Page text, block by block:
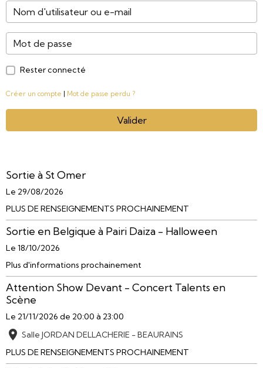
Rester connecté
Créer un compte Mot de passe perdu ?
Valider
Sortie à St Omer
Le 29/08/2026
PLUS DE RENSEIGNEMENTS PROCHAINEMENT
Sortie en Belgique à Pairi Daiza - Halloween
Le 18/10/2026
Plus d'informations prochainement
Attention Show Devant - Concert Talents en
Scène
Le 21/11/2026 de 20:00 à 23:00
Salle JORDAN DELLACHERIE - BEAURAINS
PLUS DE RENSEIGNEMENTS PROCHAINEMENT